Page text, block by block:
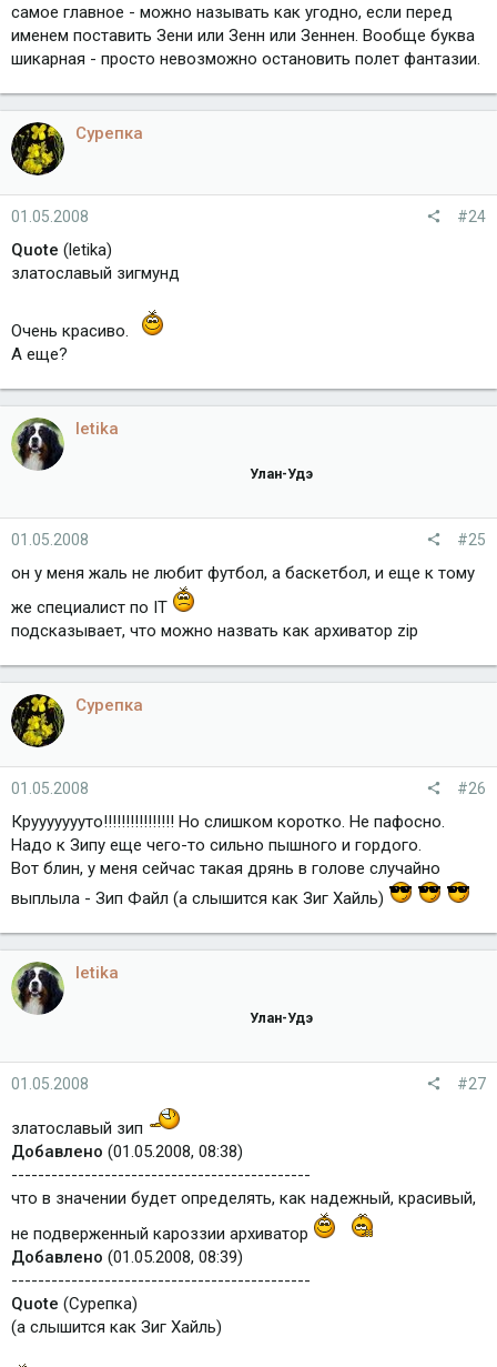
самое главное - можно называть как угодно, если перед
именем поставить Зени или Зенн или Зеннен. Вообще буква
шикарная - просто невозможно остановить полет фантазии.
Сурепка
01.05.2008 #24
Quote (letika)
златославый зигмунд
Очень красиво.
А еще?
letika
Улан-Удэ
01.05.2008 #25
он у меня жаль не любит футбол, а баскетбол, и еще к тому
же специалист по IT
подсказывает, что можно назвать как архиватор zip
Сурепка
01.05.2008 #26
Круууууууто!!!!!!!!!!!!!!!! Но слишком коротко. Не пафосно.
Надо к Зипу еще чего-то сильно пышного и гордого.
Вот блин, у меня сейчас такая дрянь в голове случайно
выплыла - Зип Файл (а слышится как Зиг Хайль)
letika
Улан-Удэ
01.05.2008 #27
златославый зип
Добавлено (01.05.2008, 08:38)
---------------------------------------------
что в значении будет определять, как надежный, красивый,
не подверженный кароззии архиватор
Добавлено (01.05.2008, 08:39)
---------------------------------------------
Quote (Сурепка)
(а слышится как Зиг Хайль)